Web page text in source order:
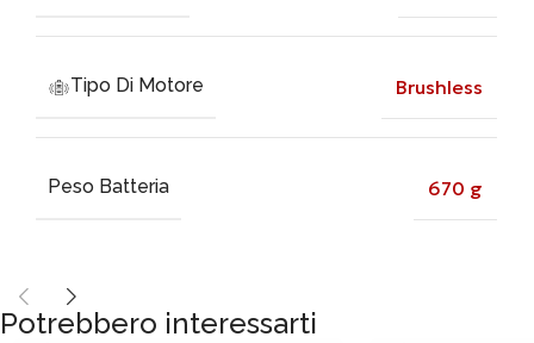
Tipo Di Motore Brushless
Peso Batteria 670 g
Potrebbero interessarti